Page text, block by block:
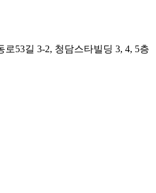
53길 3-2, 청담스타빌딩 3, 4, 5층